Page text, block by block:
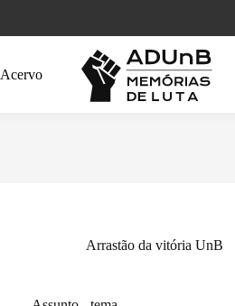
Acervo
Arrastão da vitória UnB